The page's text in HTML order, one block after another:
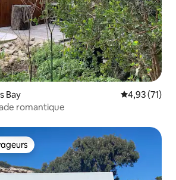
Bay Évaluation
4,93 (71)
romantique